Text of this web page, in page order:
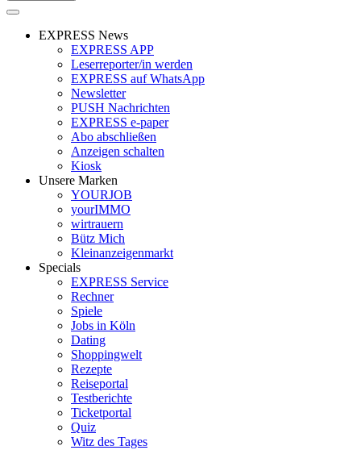
EXPRESS News
EXPRESS APP
Leserreporter/in werden
EXPRESS auf WhatsApp
Newsletter
PUSH Nachrichten
EXPRESS e-paper
Abo abschließen
Anzeigen schalten
Kiosk
Unsere Marken
YOURJOB
yourIMMO
wirtrauern
Bütz Mich
Kleinanzeigenmarkt
Specials
EXPRESS Service
Rechner
Spiele
Jobs in Köln
Dating
Shoppingwelt
Rezepte
Reiseportal
Testberichte
Ticketportal
Quiz
Witz des Tages